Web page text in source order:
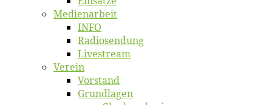
Me­di­en­ar­beit
INFO
Ra­dio­sen­dung
Live­stream
Ver­ein
Vor­stand
Grund­la­gen